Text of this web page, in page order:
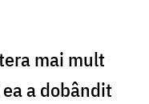
mai mult
a dobândit